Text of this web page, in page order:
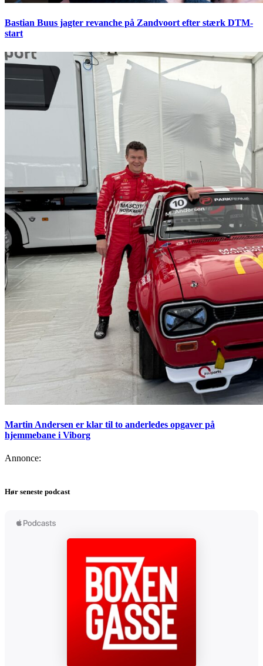
Bastian Buus jagter revanche på Zandvoort efter stærk DTM-
start
Martin Andersen er klar til to anderledes opgaver på
hjemmebane i Viborg
Annonce:
Hør seneste podcast